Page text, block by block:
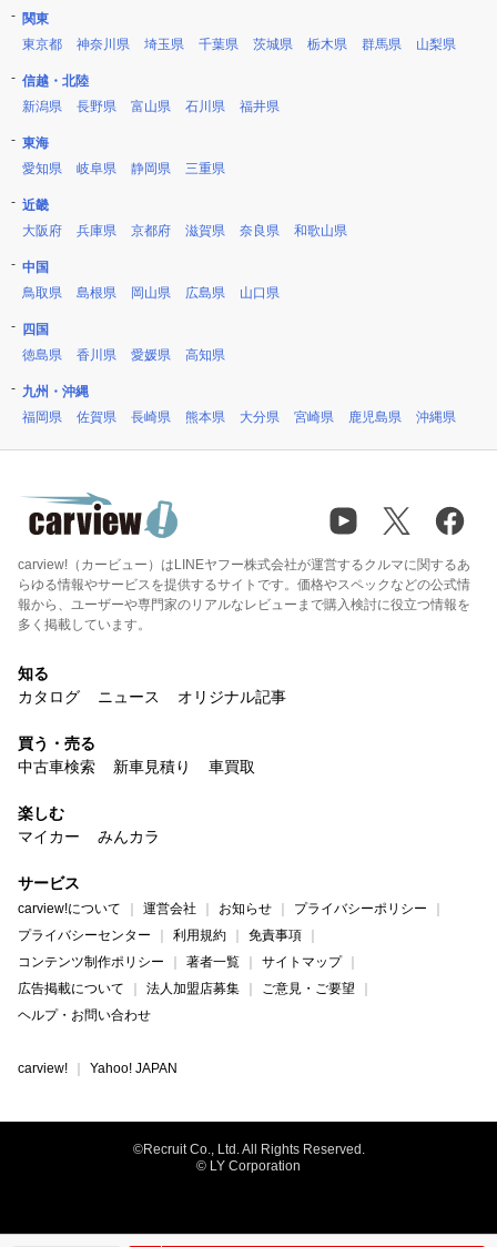
関東
東京都
神奈川県 埼玉県 千葉県 茨城県 栃木県 群馬県 山梨県
信越・北陸
新潟県
長野県 富山県 石川県 福井県
東海
愛知県
岐阜県 静岡県 三重県
近畿
大阪府
兵庫県 京都府 滋賀県 奈良県 和歌山県
中国
鳥取県
島根県 岡山県 広島県 山口県
四国
徳島県
香川県 愛媛県 高知県
九州・沖縄
福岡県
佐賀県 長崎県 熊本県 大分県 宮崎県 鹿児島県 沖縄県
carview!（カービュー）はLINEヤフー株式会社が運営するクルマに関するあ
らゆる情報やサービスを提供するサイトです。価格やスペックなどの公式情
報から、ユーザーや専門家のリアルなレビューまで購入検討に役立つ情報を
多く掲載しています。
知る
カタログ
ニュース オリジナル記事
買う・売る
中古車検索
新車見積り 車買取
楽しむ
マイカー
みんカラ
サービス
carview!について 運営会社 お知らせ
プライバシーポリシー
プライバシーセンター
利用規約
免責事項
コンテンツ制作ポリシー
著者一覧
サイトマップ
広告掲載について
法人加盟店募集
ご意見・ご要望
ヘルプ・お問い合わせ
carview! Yahoo! JAPAN
©Recruit Co., Ltd. All Rights Reserved.
© LY Corporation